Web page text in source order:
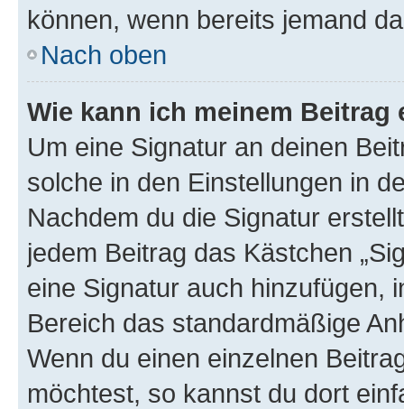
können, wenn bereits jemand
Nach oben
Wie kann ich meinem
Um eine Signatur an deinen
solche in den Einstellungen in
Nachdem du die Signatur
jedem Beitrag das Kästchen
eine Signatur auch hinzufügen,
Bereich das standardmäßige
Wenn du einen einzelnen
möchtest, so kannst du dort